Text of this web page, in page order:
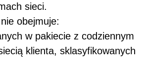
sieci.
obejmuje:
w pakiecie z codziennym
klienta, sklasyfikowanych